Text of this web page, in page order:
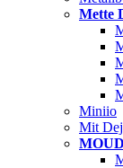
Mette
Miniio
Mit